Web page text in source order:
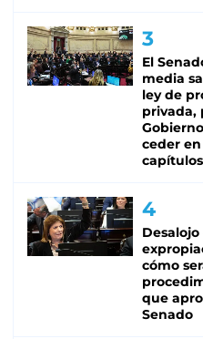
El
media
ley de
privada,
ceder
capítulos
cómo
que
Senado